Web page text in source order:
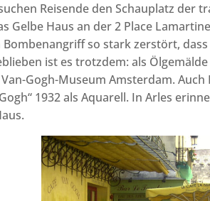
Reisende den Schauplatz der
Gelbe Haus an der 2 Place
so stark zerstört,
ist es trotzdem: als
Gogh-Museum Amsterdam. Auch
1932 als Aquarell. In Arles